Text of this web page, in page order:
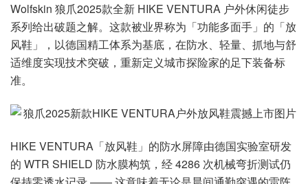
Wolfskin 狼爪2025款全新 HIKE VENTURA 户外休闲徒步
系列给出破题之解。这款被业界称为「功能多面手」的「放
风鞋」，以德国精工体系为基底，在防水、轻量、抓地与舒
适维度实现技术突破，重新定义城市探险家的足下装备标
准。
HIKE VENTURA「放风鞋」的防水屏障由德国实验室研发
的 WTR SHIELD 防水膜构筑，经 4286 次机械弯折测试仍